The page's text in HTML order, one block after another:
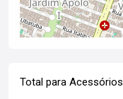
Total para Acessórios